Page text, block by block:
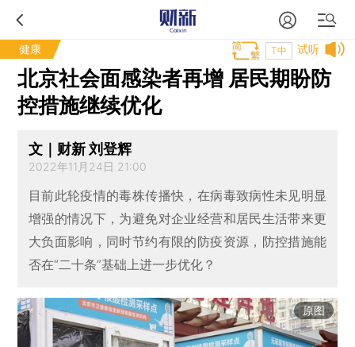
健康 试听
T中
北京社会面感染者再增 居民期盼防
控措施继续优化
文｜财新 刘登辉
2022年11月24日 21:00
目前此轮疫情的毒株传播快，在病毒致病性未见明显
增强的情况下，为避免对企业经营和居民生活带来更
大负面影响，同时节约有限的防疫资源，防控措施能
否在“二十条”基础上进一步优化？
原图